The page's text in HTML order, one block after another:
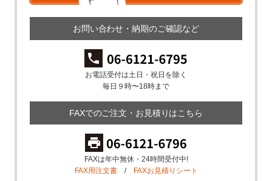
お問い合わせ・納期のご確認など
お電話受付は土日・祝日を除く
毎日９時〜18時まで
FAXでのご注文・お見積りはこちら
FAXは年中無休・24時間受付中!
FAX用注文書/ FAXお見積りシート